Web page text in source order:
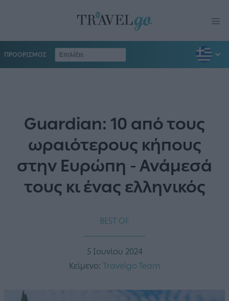
ΠΡΟΟΡΙΣΜΟΣ
Guardian: 10 από τους
ωραιότερους κήπους
στην Ευρώπη - Ανάμεσά
τους κι ένας ελληνικός
BEST OF
5 Ιουνίου 2024
Κείμενο: Travelgo Team